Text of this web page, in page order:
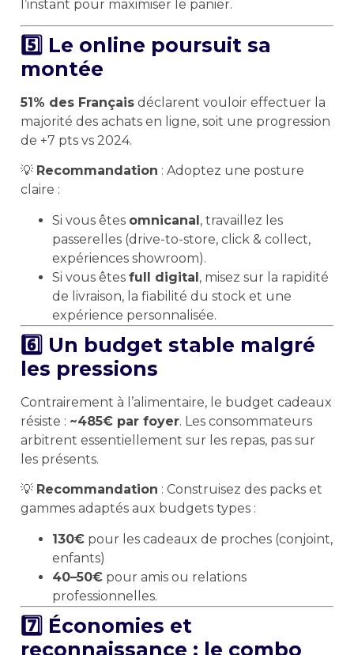
l’instant pour maximiser le panier.
5️⃣ Le online poursuit sa
montée
51% des Français déclarent vouloir effectuer la
majorité des achats en ligne, soit une progression
de +7 pts vs 2024.
💡 Recommandation : Adoptez une posture
claire :
Si vous êtes omnicanal, travaillez les
passerelles (drive-to-store, click & collect,
expériences showroom).
Si vous êtes full digital, misez sur la rapidité
de livraison, la fiabilité du stock et une
expérience personnalisée.
6️⃣ Un budget stable malgré
les pressions
Contrairement à l’alimentaire, le budget cadeaux
résiste : ~485€ par foyer. Les consommateurs
arbitrent essentiellement sur les repas, pas sur
les présents.
💡 Recommandation : Construisez des packs et
gammes adaptés aux budgets types :
130€ pour les cadeaux de proches (conjoint,
enfants)
40–50€ pour amis ou relations
professionnelles.
7️⃣ Économies et
reconnaissance : le combo